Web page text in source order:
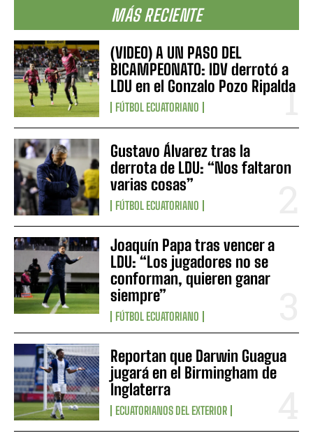
MÁS RECIENTE
(VIDEO) A UN PASO DEL
BICAMPEONATO: IDV derrotó a
LDU en el Gonzalo Pozo Ripalda
FÚTBOL ECUATORIANO
Gustavo Álvarez tras la
derrota de LDU: “Nos faltaron
varias cosas”
FÚTBOL ECUATORIANO
Joaquín Papa tras vencer a
LDU: “Los jugadores no se
conforman, quieren ganar
siempre”
FÚTBOL ECUATORIANO
Reportan que Darwin Guagua
jugará en el Birmingham de
Inglaterra
ECUATORIANOS DEL EXTERIOR